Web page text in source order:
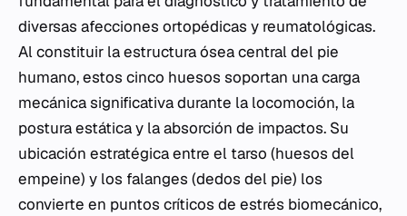
diversas afecciones ortopédicas y reumatológicas.
Al constituir la estructura ósea central del pie
humano, estos cinco huesos soportan una carga
mecánica significativa durante la locomoción, la
postura estática y la absorción de impactos. Su
ubicación estratégica entre el tarso (huesos del
empeine) y los falanges (dedos del pie) los
convierte en puntos críticos de estrés biomecánico,